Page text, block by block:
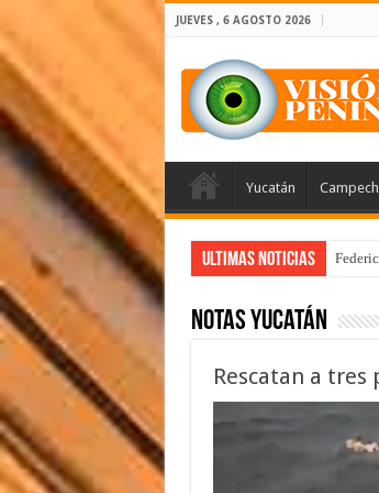
JUEVES , 6 AGOSTO 2026
Yucatán
Ultimas Noticias
Notas Yucatán
Rescatan a tres